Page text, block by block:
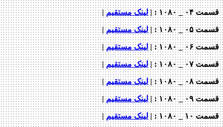
قسمت ۰۴ _ ۱۰۸۰ : | لینک مستقیم|
قسمت ۰۵ _ ۱۰۸۰ : | لینک مستقیم|
قسمت ۰۶ _ ۱۰۸۰ : | لینک مستقیم|
قسمت ۰۷ _ ۱۰۸۰ : | لینک مستقیم|
قسمت ۰۸ _ ۱۰۸۰ : | لینک مستقیم|
قسمت ۰۹ _ ۱۰۸۰ : | لینک مستقیم|
قسمت ۱۰ _ ۱۰۸۰ : | لینک مستقیم|